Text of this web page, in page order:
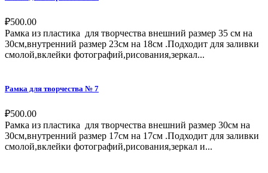
₽500.00
Рамка из пластика для творчества внешний размер 35 см на
30см,внутренний размер 23см на 18см .Подходит для заливки
смолой,вклейки фотографий,рисования,зеркал...
Рамка для творчества № 7
₽500.00
Рамка из пластика для творчества внешний размер 30см на
30см,внутренний размер 17см на 17см .Подходит для заливки
смолой,вклейки фотографий,рисования,зеркал и...